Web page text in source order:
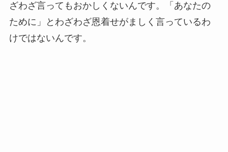
ざわざ言ってもおかしくないんです。「あなたの
ために」とわざわざ恩着せがましく言っているわ
けではないんです。